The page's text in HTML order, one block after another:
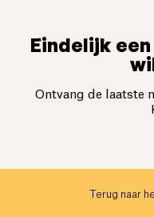
Eindelijk
Ontvang de laatste
Terug naar